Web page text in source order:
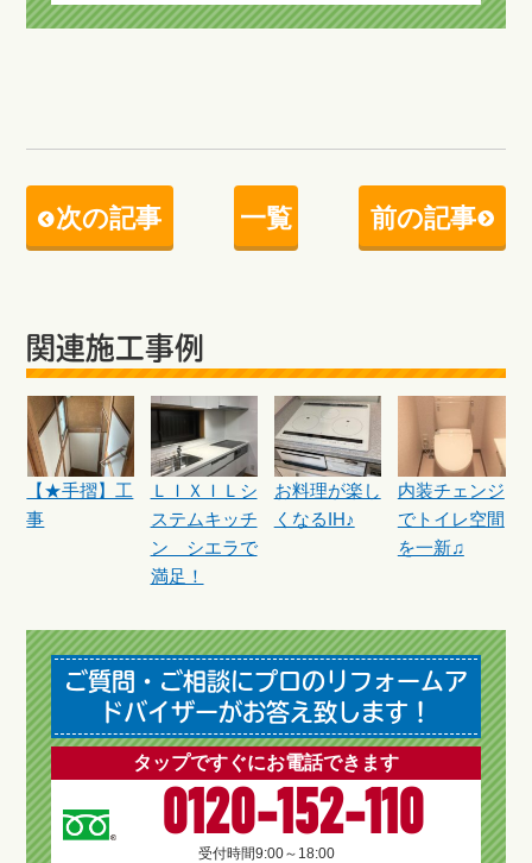
次の記事 一覧 前の記事
関連施工事例
【★手摺】工
事
ＬＩＸＩＬシ
ステムキッチ
ン シエラで
満足！
お料理が楽し
くなるIH♪
内装チェンジ
でトイレ空間
を一新♫
ご質問・ご相談にプロのリフォームア
ドバイザーがお答え致します！
タップですぐにお電話できます
0120-152-110
受付時間9:00～18:00